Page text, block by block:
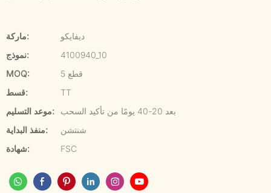
ماركة:
ديفايكو
نموذج:
4100940_10
MOQ:
5 قطع
قسط:
TT
موعد التسليم:
بعد 20-40 يومًا من تأكيد السحب
منفذ البداية:
شنتشن
شهادة:
FSC